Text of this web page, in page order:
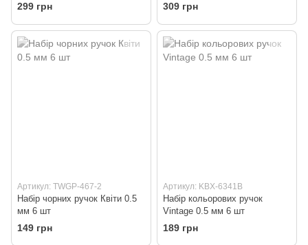
299 грн 309 грн
Артикул: TWGP-467-2
Набір чорних ручок Квіти 0.5
мм 6 шт
149 грн
Артикул: KBX-6341B
Набір кольорових ручок
Vintage 0.5 мм 6 шт
189 грн